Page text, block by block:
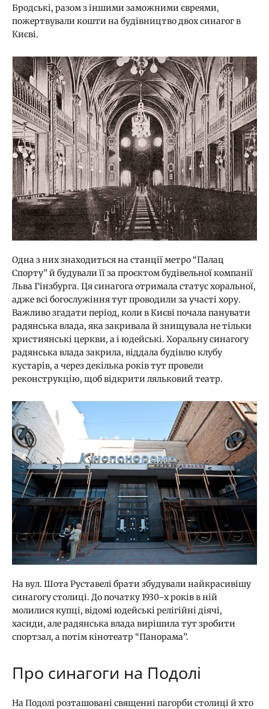
Бродські, разом з іншими заможними євреями,
пожертвували кошти на будівництво двох синагог в
Києві.
Одна з них знаходиться на станції метро “Палац
Спорту” й будували її за проєктом будівельної компанії
Льва Гінзбурга. Ця синагога отримала статус хоральної,
адже всі богослужіння тут проводили за участі хору.
Важливо згадати період, коли в Києві почала панувати
радянська влада, яка закривала й знищувала не тільки
християнські церкви, а і юдейські. Хоральну синагогу
радянська влада закрила, віддала будівлю клубу
кустарів, а через декілька років тут провели
реконструкцію, щоб відкрити ляльковий театр.
На вул. Шота Руставелі брати збудували найкрасивішу
синагогу столиці. До початку 1930-х років в ній
молилися купці, відомі юдейські релігійні діячі,
хасиди, але радянська влада вирішила тут зробити
спортзал, а потім кінотеатр “Панорама”.
Про синагоги на Подолі
На Подолі розташовані священні пагорби столиці й хто